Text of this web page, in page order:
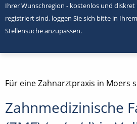
Ihrer Wunschregion - kostenlos und diskret
registriert sind, loggen Sie sich bitte in Ihrem
Stellensuche anzupassen.
Für eine Zahnarztpraxis in Moers
Zahnmedizinische